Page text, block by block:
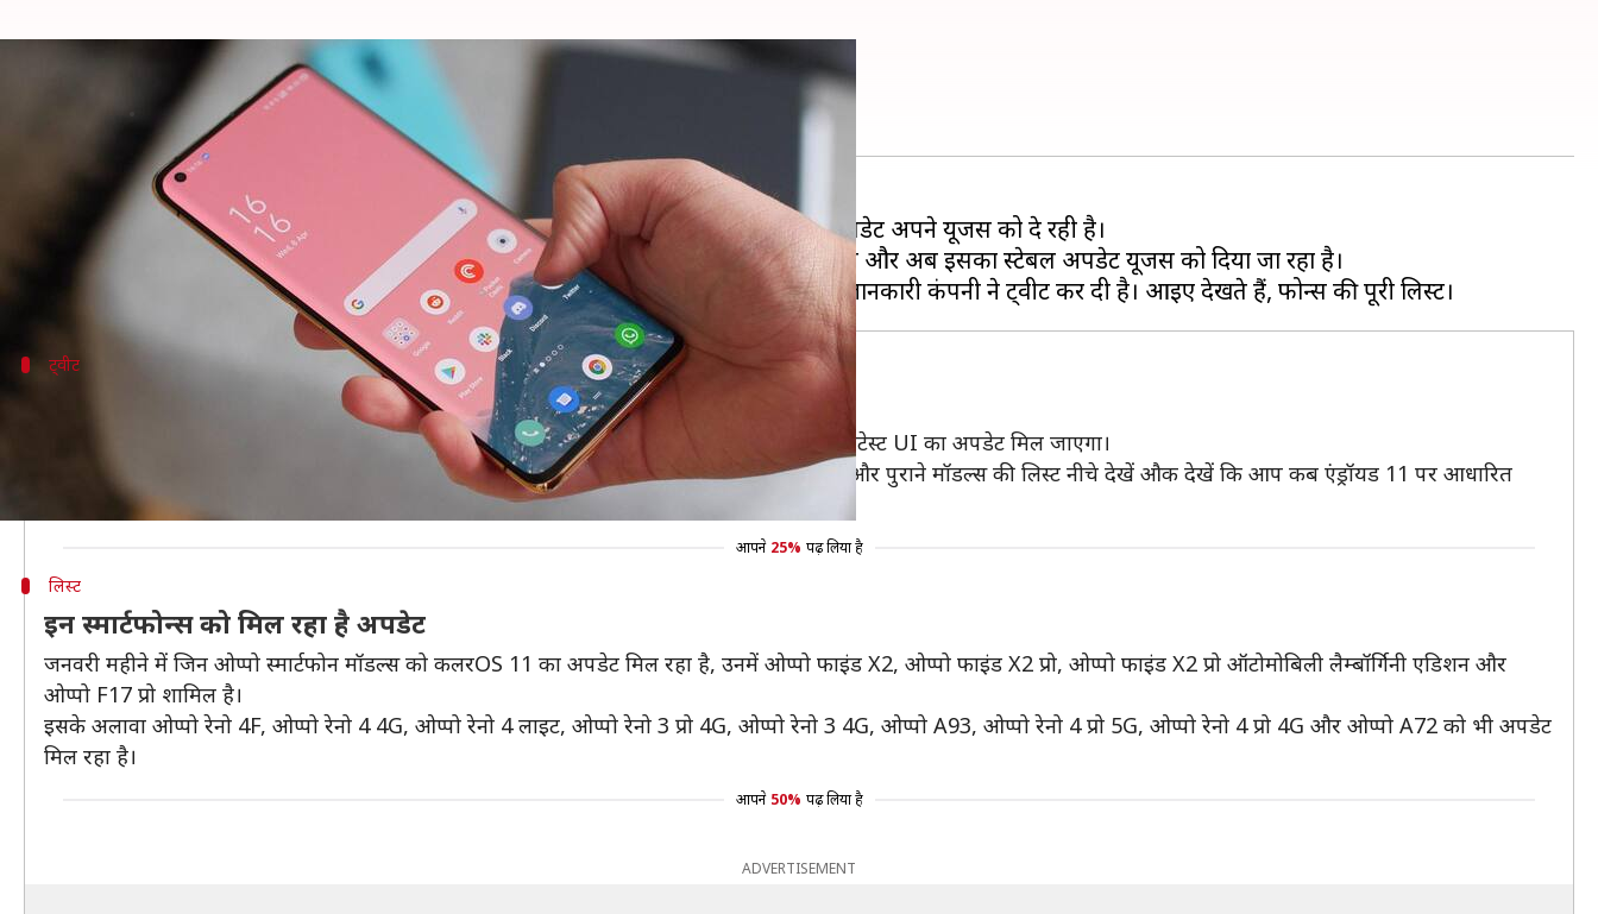
जनवरी में इन फोन्स को मिलेगा कलरOS 11 अपडेट, देखें लिस्ट
Jan 10, 2021 06:58 pm
चाइनीज स्मार्टफोन कंपनी ओप्पो लेटेस्ट एंड्रॉयड 11 ऑपरेटिंग सिस्टम पर बेस्ड कलरOS 11 का अपडेट अपने यूजर्स को दे रही है।
कंपनी अपने कस्टम यूजर इंटरफेस (UI) को पिछले काफी वक्त बीटा यूजर्स के साथ टेस्ट कर रही थी और अब इसका स्टेबल अपडेट यूजर्स को दिया जा रहा है।
ट्वीट
बताए जनवरी, 2021 रोलआउट प्लान्स
कलरOS ने अपने आधिकारिक ट्विटर हैंडल से ट्वीट कर बताया है कि जनवरी, 2021 में किन फोन्स को लेटेस्ट UI का अपडेट मिल जाएगा।
माइक्रोब्लॉगिंग साइट पर किए गए ट्वीट में लिखा है, "जनवरी, 2021 का रोल-आउट प्लान आ गया है! नए और पुराने मॉडल्स की लिस्ट नीचे देखें औक देखें कि आप कब एंड्रॉयड 11 पर आधारित
कलरOS 11 बीटा और आधिकारिक वर्जन के लिए अप्लाई कर सकते हैं।"
आपने 25% पढ़ लिया है
लिस्ट
इन स्मार्टफोन्स को मिल रहा है अपडेट
जनवरी महीने में जिन ओप्पो स्मार्टफोन मॉडल्स को कलरOS 11 का अपडेट मिल रहा है, उनमें ओप्पो फाइंड X2, ओप्पो फाइंड X2 प्रो, ओप्पो फाइंड X2 प्रो ऑटोमोबिली लैम्बॉर्गिनी एडिशन और
ओप्पो F17 प्रो शामिल है।
इसके अलावा ओप्पो रेनो 4F, ओप्पो रेनो 4 4G, ओप्पो रेनो 4 लाइट, ओप्पो रेनो 3 प्रो 4G, ओप्पो रेनो 3 4G, ओप्पो A93, ओप्पो रेनो 4 प्रो 5G, ओप्पो रेनो 4 प्रो 4G और ओप्पो A72 को भी अपडेट
मिल रहा है।
आपने 50% पढ़ लिया है
ADVERTISEMENT